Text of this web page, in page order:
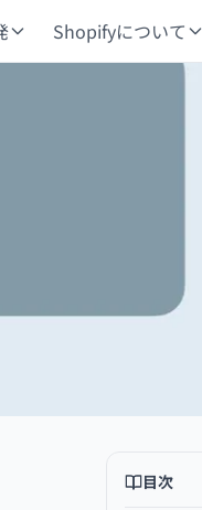
Shopifyについて
目次